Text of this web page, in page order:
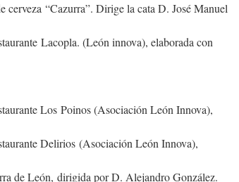
cerveza “Cazurra”. Dirige la cata D. José Manuel
Lacopla. (León innova), elaborada con
Los Poinos (Asociación León Innova),
Delirios (Asociación León Innova),
de León, dirigida por D. Alejandro González.